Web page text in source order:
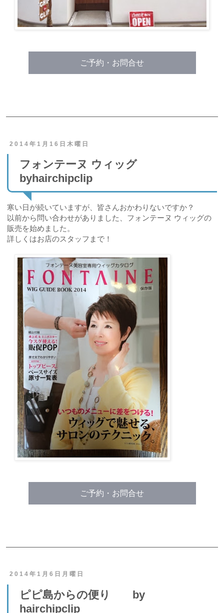
ご予約・お問合せ
2014年1月16日木曜日
フォンテーヌ ウィッグ
byhairchipclip
寒い日が続いていますが、皆さんおかわりないですか？
以前から問い合わせがありました、フォンテーヌ ウィッグの
販売を始めました。
詳しくはお店のスタッフまで！
ご予約・お問合せ
2014年1月6日月曜日
ピピ島からの便り by
hairchipclip